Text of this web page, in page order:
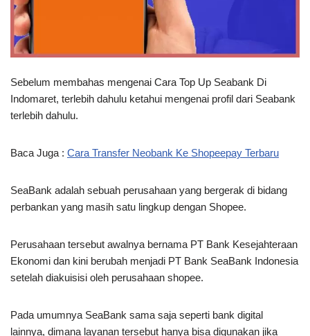
Sebelum membahas mengenai Cara Top Up Seabank Di
Indomaret, terlebih dahulu ketahui mengenai profil dari Seabank
terlebih dahulu.
Baca Juga : Cara Transfer Neobank Ke Shopeepay Terbaru
SeaBank adalah sebuah perusahaan yang bergerak di bidang
perbankan yang masih satu lingkup dengan Shopee.
Perusahaan tersebut awalnya bernama PT Bank Kesejahteraan
Ekonomi dan kini berubah menjadi PT Bank SeaBank Indonesia
setelah diakuisisi oleh perusahaan shopee.
Pada umumnya SeaBank sama saja seperti bank digital
lainnya, dimana layanan tersebut hanya bisa digunakan jika